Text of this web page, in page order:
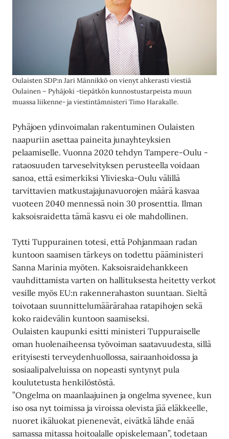
Oulaisten SDP:n Jari Männikkö on vienyt ahkerasti viestiä
Oulainen – Pyhäjoki -tiepätkön kunnostustarpeista muun
muassa liikenne- ja viestintämnisteri Timo Harakalle.
Pyhäjoen ydinvoimalan rakentuminen Oulaisten
naapuriin asettaa paineita junayhteyksien
pelaamiselle. Vuonna 2020 tehdyn Tampere-Oulu -
rataosuuden tarveselvityksen perusteella voidaan
sanoa, että esimerkiksi Ylivieska-Oulu välillä
tarvittavien matkustajajunavuorojen määrä kasvaa
vuoteen 2040 mennessä noin 30 prosenttia. Ilman
kaksoisraidetta tämä kasvu ei ole mahdollinen.
Tytti Tuppurainen totesi, että Pohjanmaan radan
kuntoon saamisen tärkeys on todettu pääministeri
Sanna Marinia myöten. Kaksoisraidehankkeen
vauhdittamista varten on hallituksesta heitetty verkot
vesille myös EU:n rakennerahaston suuntaan. Sieltä
toivotaan suunnittelumäärärahaa ratapihojen sekä
koko raidevälin kuntoon saamiseksi.
Oulaisten kaupunki esitti ministeri Tuppuraiselle
oman huolenaiheensa työvoiman saatavuudesta, sillä
erityisesti terveydenhuollossa, sairaanhoidossa ja
sosiaalipalveluissa on nopeasti syntynyt pula
koulutetusta henkilöstöstä.
”Ongelma on maanlaajuinen ja ongelma syvenee, kun
iso osa nyt toimissa ja viroissa olevista jää eläkkeelle,
nuoret ikäluokat pienenevät, eivätkä lähde enää
samassa mitassa hoitoalalle opiskelemaan”, todetaan